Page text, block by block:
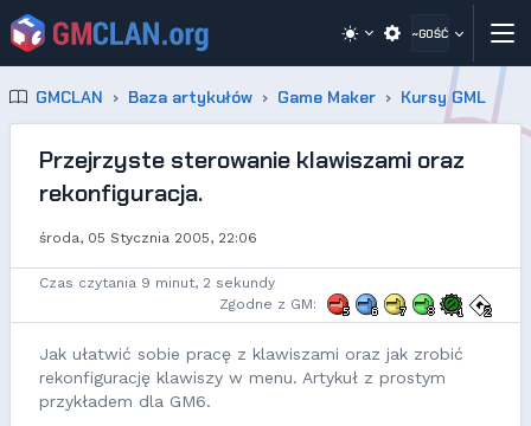
~GOŚĆ
GMCLAN Baza artykułów Game Maker Kursy GML
Przejrzyste sterowanie klawiszami oraz
rekonfiguracja.
środa, 05 Stycznia 2005, 22:06
Czas czytania 9 minut, 2 sekundy
Zgodne z GM:
Jak ułatwić sobie pracę z klawiszami oraz jak zrobić
rekonfigurację klawiszy w menu. Artykuł z prostym
przykładem dla GM6.